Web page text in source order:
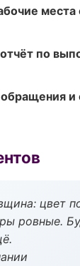
по
и
цвет
ровные.